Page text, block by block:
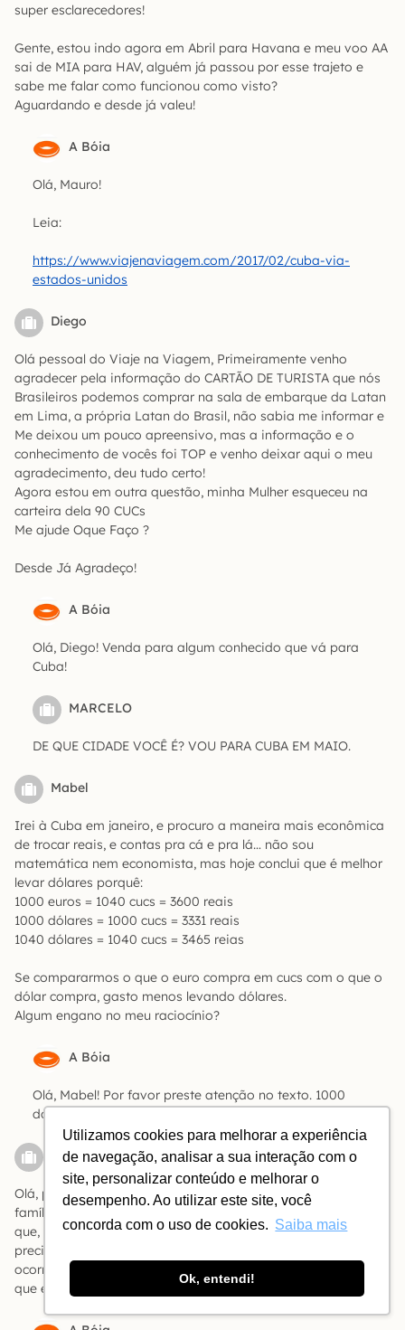
Utilizamos cookies para melhorar a experiência
de navegação, analisar a sua interação com o
site, personalizar conteúdo e melhorar o
desempenho. Ao utilizar este site, você
concorda com o uso de cookies. Saiba mais
Ok, entendi!
super esclarecedores!
Gente, estou indo agora em Abril para Havana e meu voo AA
sai de MIA para HAV, alguém já passou por esse trajeto e
sabe me falar como funcionou como visto?
Aguardando e desde já valeu!
A Bóia
Olá, Mauro!
Leia:
https://www.viajenaviagem.com/2017/02/cuba-via-
estados-unidos
Diego
Olá pessoal do Viaje na Viagem, Primeiramente venho
agradecer pela informação do CARTÃO DE TURISTA que nós
Brasileiros podemos comprar na sala de embarque da Latan
em Lima, a própria Latan do Brasil, não sabia me informar e
Me deixou um pouco apreensivo, mas a informação e o
conhecimento de vocês foi TOP e venho deixar aqui o meu
agradecimento, deu tudo certo!
Agora estou em outra questão, minha Mulher esqueceu na
carteira dela 90 CUCs
Me ajude Oque Faço ?
Desde Já Agradeço!
A Bóia
Olá, Diego! Venda para algum conhecido que vá para
Cuba!
MARCELO
DE QUE CIDADE VOCÊ É? VOU PARA CUBA EM MAIO.
Mabel
Irei à Cuba em janeiro, e procuro a maneira mais econômica
de trocar reais, e contas pra cá e pra lá… não sou
matemática nem economista, mas hoje conclui que é melhor
levar dólares porquê:
1000 euros = 1040 cucs = 3600 reais
1000 dólares = 1000 cucs = 3331 reais
1040 dólares = 1040 cucs = 3465 reias
Se compararmos o que o euro compra em cucs com o que o
dólar compra, gasto menos levando dólares.
Algum engano no meu raciocínio?
A Bóia
Olá, Mabel! Por favor preste atenção no texto. 1000
dólares valem 900 CUCs.
ALBERTO
Olá, pessoal!! Boa tarde! Estou planejando ir com minha
família a Cuba em 2017. Assim, gostaria de saber uma coisa
que, na minha opinião, é tão ou mais importante do que as
preciosas dicas já aqui expostas por todos vocês: é comum
ocorrerem assaltos/furtos a turistas nas ruas? quais os locais
que eu e minha família devemos evitar à noite ou de dia?